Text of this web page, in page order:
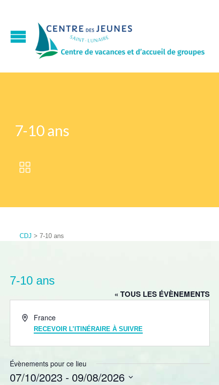
7-10 ans

CDJ > 7-10 ans
7-10 ans
« TOUS LES ÉVÈNEMENTS
Adresse
France
RECEVOIR L’ITINÉRAIRE À SUIVRE
Évènements pour ce lieu
07/10/2023 - 09/08/2026